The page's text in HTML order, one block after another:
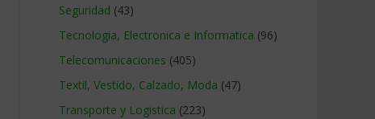
Seguridad (43)
Tecnologia, Electronica e Informatica (96)
Telecomunicaciones (405)
Textil, Vestido, Calzado, Moda (47)
Transporte y Logistica (223)